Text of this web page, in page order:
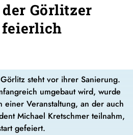
Görlitzer
steht vor ihrer Sanierung.
umgebaut wird, wurde
einer Veranstaltung, an der auch
Michael Kretschmer teilnahm,
gefeiert.